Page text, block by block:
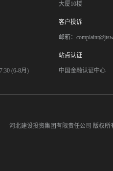
大厦10楼
客户投诉
邮箱：
(6-8月)
站点认证
中国金融认证中心
河北建设投资集团有限责任公司 版权所